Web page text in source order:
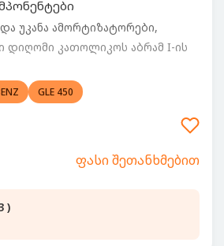
და უკანა ამორტიზატორები,
კათოლიკოს აბრამ I-ის
GLE 450
ფასი შეთანხმებით
)